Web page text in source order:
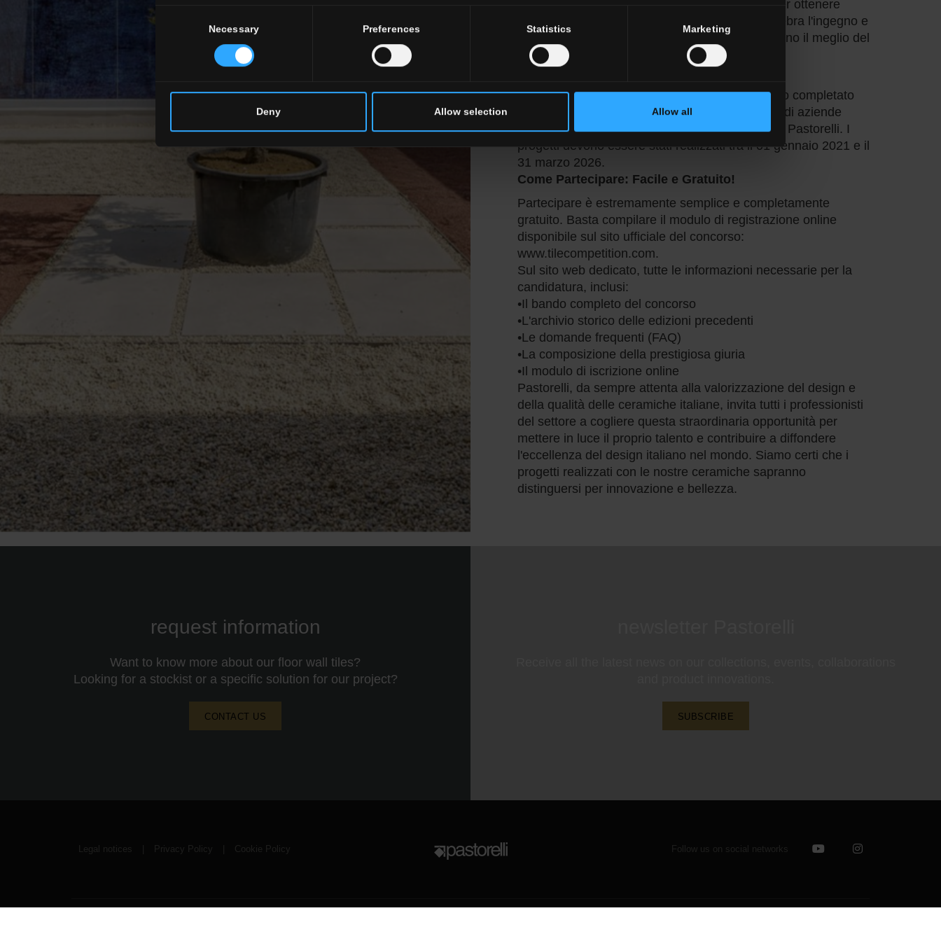
Necessary Preferences Statistics Marketing
Deny Allow selection Allow all
ceramiche italiane, questa è la tua occasione per ottenere
riconoscimento a livello globale. Il concorso celebra l'ingegno e
la creatività nell'uso di materiali che rappresentano il meglio del
Made in Italy nel settore ceramico.
Chi Può Partecipare?
Il concorso è aperto a tutti i progettisti che hanno completato
progetti con l'uso di superfici ceramiche italiane di aziende
licenziatarie del marchio Ceramics of Italy come Pastorelli. I
progetti devono essere stati realizzati tra il 01 gennaio 2021 e il
31 marzo 2026.
Come Partecipare: Facile e Gratuito!
Partecipare è estremamente semplice e completamente
gratuito. Basta compilare il modulo di registrazione online
disponibile sul sito ufficiale del concorso:
www.tilecompetition.com.
Sul sito web dedicato, tutte le informazioni necessarie per la
candidatura, inclusi:
•Il bando completo del concorso
•L'archivio storico delle edizioni precedenti
•Le domande frequenti (FAQ)
•La composizione della prestigiosa giuria
•Il modulo di iscrizione online
Pastorelli, da sempre attenta alla valorizzazione del design e
della qualità delle ceramiche italiane, invita tutti i professionisti
del settore a cogliere questa straordinaria opportunità per
mettere in luce il proprio talento e contribuire a diffondere
l'eccellenza del design italiano nel mondo. Siamo certi che i
progetti realizzati con le nostre ceramiche sapranno
distinguersi per innovazione e bellezza.
request information
Want to know more about our floor wall tiles?
Looking for a stockist or a specific solution for our project?
CONTACT US SUBSCRIBE
Legal notices Privacy Policy Cookie Policy Follow us on social networks